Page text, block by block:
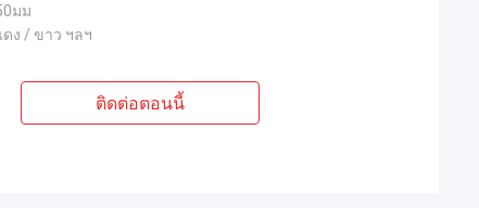
มม
ดง / ขาว ฯลฯ
ติดต่อตอนนี้